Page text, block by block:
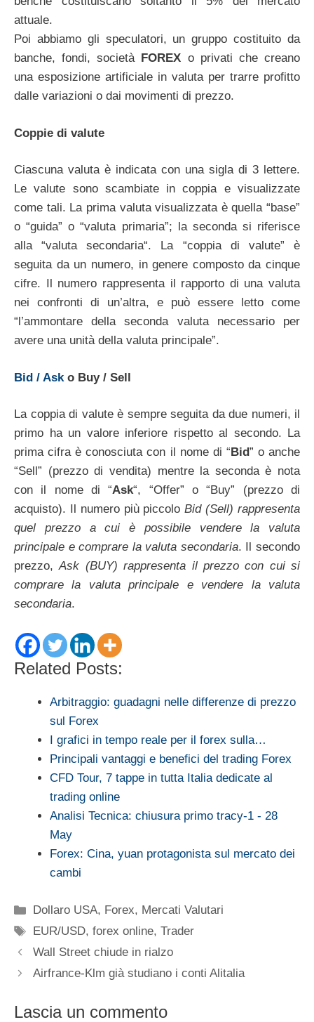
attuale.
Poi abbiamo gli speculatori, un gruppo costituito da
banche, fondi, società FOREX o privati che creano
una esposizione artificiale in valuta per trarre profitto
dalle variazioni o dai movimenti di prezzo.
Coppie di valute
Ciascuna valuta è indicata con una sigla di 3 lettere.
Le valute sono scambiate in coppia e visualizzate
come tali. La prima valuta visualizzata è quella “base”
o “guida” o “valuta primaria”; la seconda si riferisce
alla “valuta secondaria“. La “coppia di valute” è
seguita da un numero, in genere composto da cinque
cifre. Il numero rappresenta il rapporto di una valuta
nei confronti di un’altra, e può essere letto come
“l’ammontare della seconda valuta necessario per
avere una unità della valuta principale”.
Bid / Asko Buy / Sell
La coppia di valute è sempre seguita da due numeri, il
primo ha un valore inferiore rispetto al secondo. La
prima cifra è conosciuta con il nome di “ Bid” o anche
“Sell” (prezzo di vendita) mentre la seconda è nota
con il nome di “Ask“, “Offer” o “Buy” (prezzo di
acquisto). Il numero più piccoloBid (Sell) rappresenta
quel prezzo a cui è possibile vendere la valuta
principale e comprare la valuta secondaria. Il secondo
prezzo,Ask (BUY) rappresenta il prezzo con cui si
comprare la valuta principale e vendere la valuta
secondaria.
Related Posts:
Arbitraggio: guadagni nelle differenze di prezzo
sul Forex
I grafici in tempo reale per il forex sulla…
Principali vantaggi e benefici del trading Forex
CFD Tour, 7 tappe in tutta Italia dedicate al
trading online
Analisi Tecnica: chiusura primo tracy-1 - 28
May
Forex: Cina, yuan protagonista sul mercato dei
cambi
Categorie
Dollaro USA, Forex, Mercati Valutari
Tag
EUR/USD,forex online,Trader
Wall Street chiude in rialzo
Airfrance-Klm già studiano i conti Alitalia
Lascia un commento